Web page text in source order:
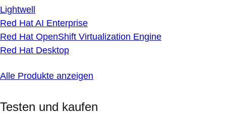
Lightwell
Red Hat AI Enterprise
Red Hat OpenShift Virtualization Engine
Red Hat Desktop
Alle Produkte anzeigen
Testen und kaufen